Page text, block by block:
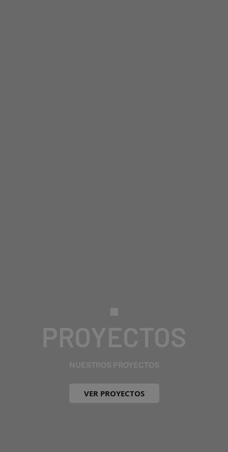
VER PROYECTOS